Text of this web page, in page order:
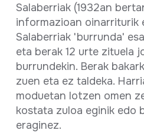
Salaberriak (1932an
informazioan oinarriturik
Salaberriak 'burrunda'
eta berak 12 urte zituela
burrundekin. Berak
zuen eta ez taldeka.
moduetan lotzen omen
kostata zuloa eginik edo
eraginez.